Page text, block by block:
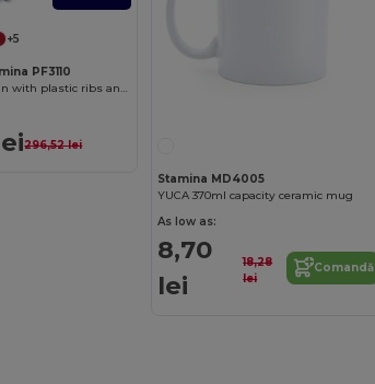
+5
PF3110
ALBERO Hand fan with plastic ribs and polyester fabric
296,52 lei
Stamina MD4005
YUCA 370ml capacity ceramic mug
As low as:
8,70
lei
18,28
lei
Comandă